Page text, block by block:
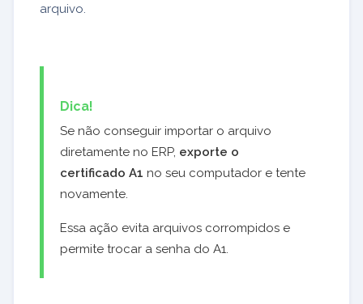
arquivo.
Dica!
Se não conseguir importar o arquivo
diretamente no ERP, exporte o
certificado A1 no seu computador e tente
novamente.
Essa ação evita arquivos corrompidos e
permite trocar a senha do A1.